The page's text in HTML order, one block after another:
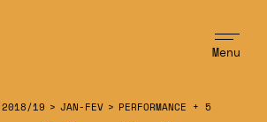
Menu
2018/19 > JAN-FEV > PERFORMANCE + 5